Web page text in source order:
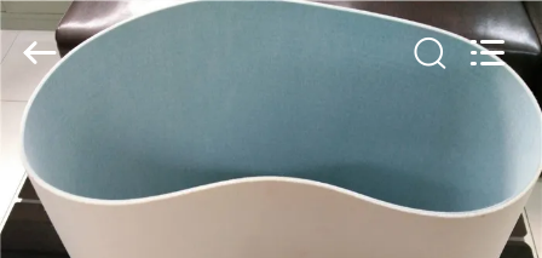
MAISON
PRODUITS
HUATAO
LOVER
All
Reserved.